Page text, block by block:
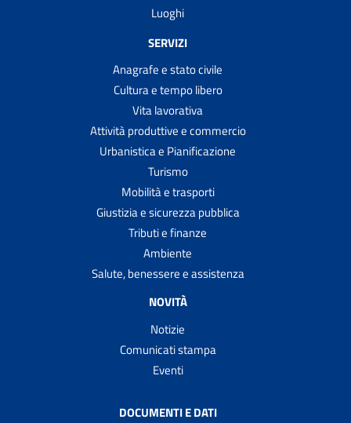
Luoghi
SERVIZI
Anagrafe e stato civile
Cultura e tempo libero
Vita lavorativa
Attività produttive e commercio
Urbanistica e Pianificazione
Turismo
Mobilità e trasporti
Giustizia e sicurezza pubblica
Tributi e finanze
Ambiente
Salute, benessere e assistenza
NOVITÀ
Notizie
Comunicati stampa
Eventi
DOCUMENTI E DATI